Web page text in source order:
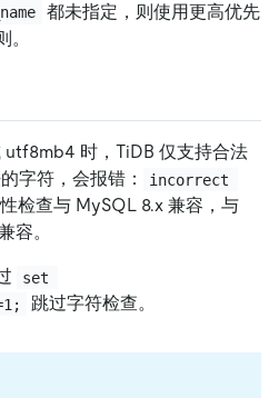
都未指定，则使用更高优先
时，TiDB 仅支持合法
字符，会报错：
incorrect
检查与 MySQL 8.x 兼容，与
容。
set
跳过字符检查。